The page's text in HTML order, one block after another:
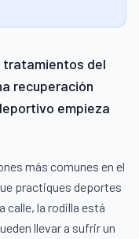
tratamientos del
recuperación
empieza
más comunes en el
practiques deportes
calle, la rodilla está
llevar a sufrir un